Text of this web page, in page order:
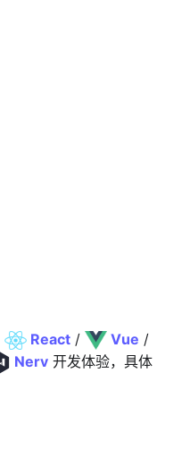
React / Vue /
Nerv 开发体验，具体